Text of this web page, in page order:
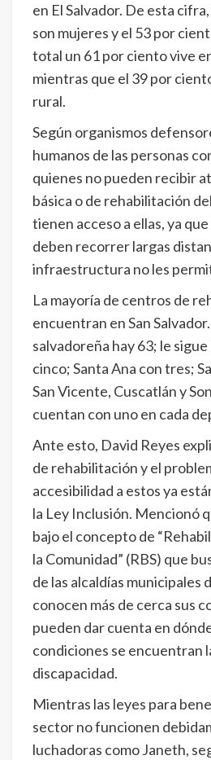
en El Salvador. De esta
son mujeres y el 53 por
total un 61 por ciento vive
mientras que el 39 por
rural.
Según organismos
humanos de las personas
quienes no pueden recibir
básica o de rehabilitación
tienen acceso a ellas, ya
deben recorrer largas
infraestructura no les
La mayoría de centros de
encuentran en San
salvadoreña hay 63; le
cinco; Santa Ana con tres;
San Vicente, Cuscatlán y
cuentan con uno en cada
Ante esto, David Reyes
de rehabilitación y el
accesibilidad a estos ya
la Ley Inclusión. Mencionó
bajo el concepto de
la Comunidad” (RBS) que
de las alcaldías municipales
conocen más de cerca sus
pueden dar cuenta en
condiciones se encuentran
discapacidad.
Mientras las leyes para
sector no funcionen
luchadoras como Janeth,